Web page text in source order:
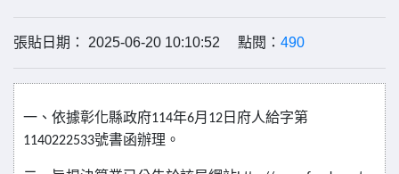
張貼日期： 2025-06-20 10:10:52 點閱： 490
一、依據彰化縣政府114年6月 12 日府人給字第
1140222533號書函辦理。